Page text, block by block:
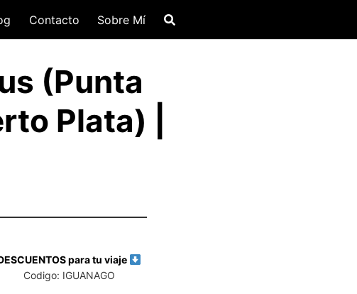
Contacto Sobre Mí
(Punta
Plata) |
para tu viaje
Codigo: IGUANAGO